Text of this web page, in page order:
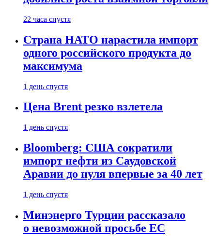
22 часа спустя
Страна НАТО нарастила импорт
одного российского продукта до
максимума
1 день спустя
Цена Brent резко взлетела
1 день спустя
Bloomberg: США сократили
импорт нефти из Саудовской
Аравии до нуля впервые за 40 лет
1 день спустя
Минэнерго Турции рассказало
о невозможной просьбе ЕС